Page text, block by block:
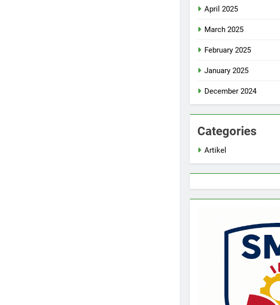
April 2025
March 2025
February 2025
January 2025
December 2024
Categories
Artikel